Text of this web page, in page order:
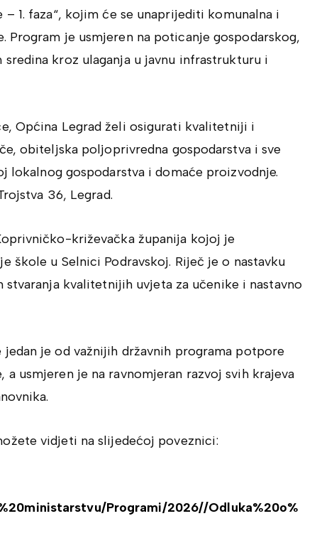
1. faza“, kojim će se unaprijediti komunalna i
je usmjeren na poticanje gospodarskog,
kroz ulaganja u javnu infrastrukturu i
Općina Legrad želi osigurati kvalitetniji i
obiteljska poljoprivredna gospodarstva i sve
lokalnog gospodarstva i domaće proizvodnje.
36, Legrad.
križevačka županija kojoj je
škole u Selnici Podravskoj. Riječ je o nastavku
kvalitetnijih uvjeta za učenike i nastavno
je od važnijih državnih programa potpore
usmjeren je na ravnomjeran razvoj svih krajeva
vidjeti na slijedećoj poveznici:
Programi/2026//Odluka%20o%